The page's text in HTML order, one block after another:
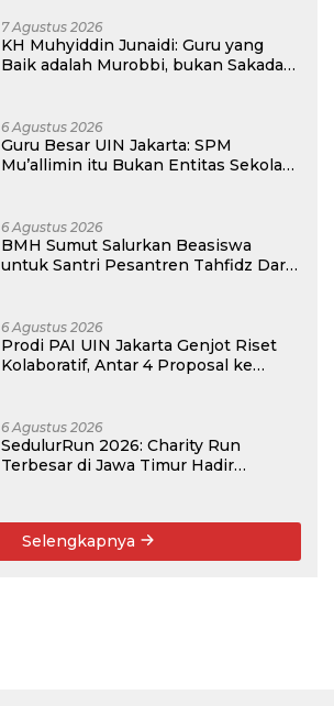
7 Agustus 2026
KH Muhyiddin Junaidi: Guru yang
Baik adalah Murobbi, bukan Sakadar
6 Agustus 2026
Guru Besar UIN Jakarta: SPM
Mu’allimin itu Bukan Entitas Sekolah
6 Agustus 2026
BMH Sumut Salurkan Beasiswa
untuk Santri Pesantren Tahfidz Darul
6 Agustus 2026
Prodi PAI UIN Jakarta Genjot Riset
Kolaboratif, Antar 4 Proposal ke
6 Agustus 2026
SedulurRun 2026: Charity Run
Terbesar di Jawa Timur Hadir
Guru Honorer
Selengkapnya